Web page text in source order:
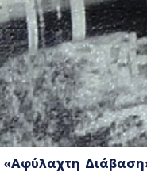
«Αφύλαχτη